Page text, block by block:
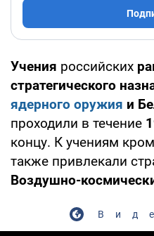
Учения российских
стратегического
ядерного оружия и
проходили в течение
концу. К учениям
также привлекали
Воздушно-